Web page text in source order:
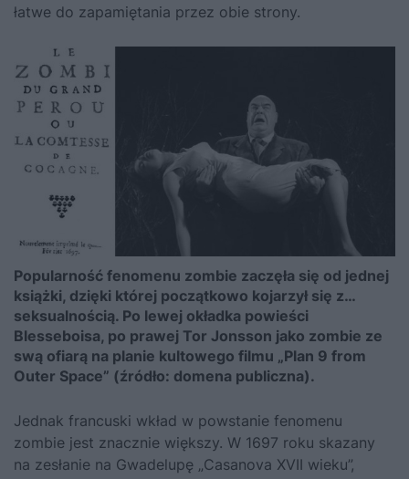
łatwe do zapamiętania przez obie strony.
Popularność fenomenu zombie zaczęła się od jednej
książki, dzięki której początkowo kojarzył się z…
seksualnością. Po lewej okładka powieści
Blesseboisa, po prawej Tor Jonsson jako zombie ze
swą ofiarą na planie kultowego filmu „Plan 9 from
Outer Space” (źródło: domena publiczna).
Jednak francuski wkład w powstanie fenomenu
zombie jest znacznie większy. W 1697 roku skazany
na zesłanie na Gwadelupę „Casanova XVII wieku”,